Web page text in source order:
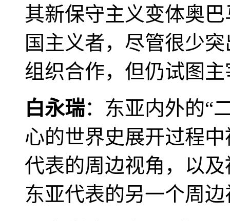
其新保守主义变体奥
国主义者，尽管很少
组织合作，但仍试图
白永瑞：东亚内外的“
心的世界史展开过程
代表的周边视角，以
东亚代表的另一个周